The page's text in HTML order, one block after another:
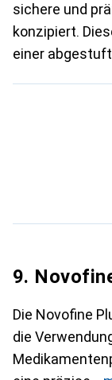
sichere und
konzipiert.
einer
9.
Die Novofine
die